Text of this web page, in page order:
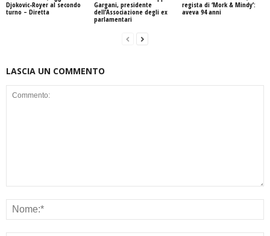
Djokovic-Royer al secondo
turno – Diretta
Gargani, presidente
dell’Associazione degli ex
parlamentari
regista di ‘Mork & Mindy’:
aveva 94 anni
LASCIA UN COMMENTO